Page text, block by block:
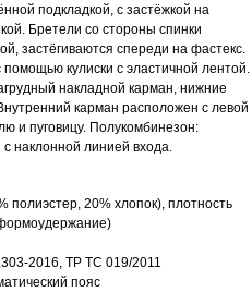
подкладкой, с застёжкой на
Бретели со стороны спинки
застёгиваются спереди на фастекс.
кулиски с эластичной лентой.
накладной карман, нижние
карман расположен с левой
и пуговицу. Полукомбинезон:
наклонной линией входа.
полиэстер, 20% хлопок), плотность
2016, ТР ТС 019/2011
пояс